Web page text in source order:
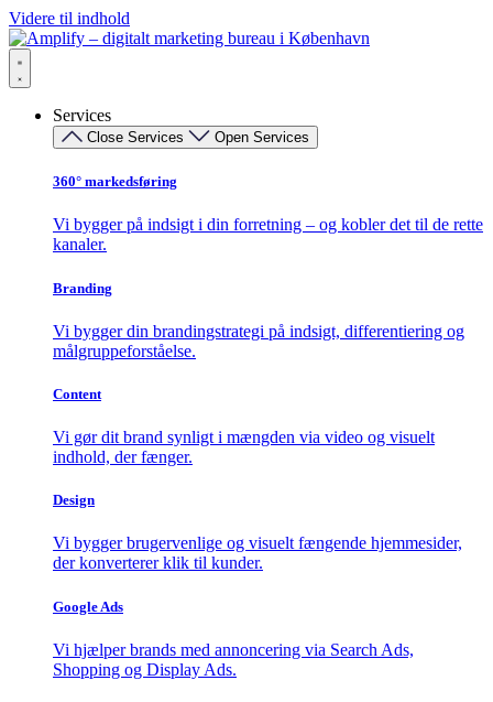
Videre til indhold
Services
Close Services Open Services
360° markedsføring​
Vi bygger på indsigt i din forretning – og kobler det til de rette
kanaler.
Branding
Vi bygger din brandingstrategi på indsigt, differentiering og
målgruppeforståelse.
Content
Vi gør dit brand synligt i mængden via video og visuelt
indhold, der fænger.
Design
Vi bygger brugervenlige og visuelt fængende hjemmesider,
der konverterer klik til kunder.
Google Ads
Vi hjælper brands med annoncering via Search Ads,
Shopping og Display Ads.